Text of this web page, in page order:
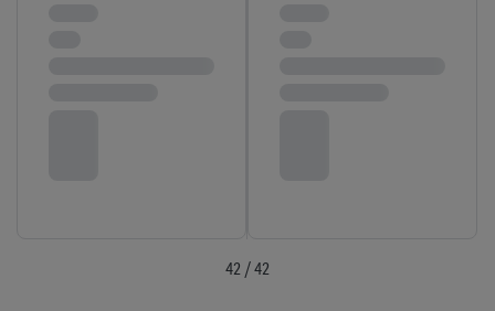
42 / 42